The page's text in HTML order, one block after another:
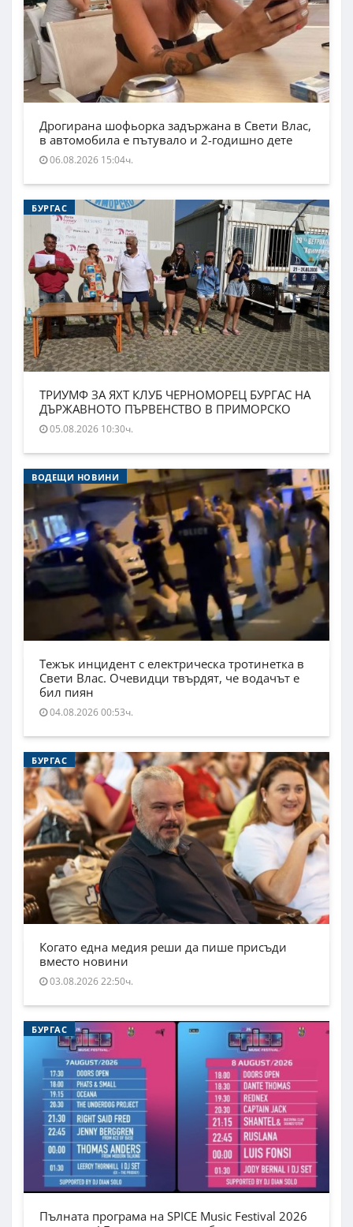
Дрогирана шофьорка задържана в Свети Влас,
в автомобила е пътувало и 2-годишно дете
06.08.2026 15:04ч.
БУРГАС
ТРИУМФ ЗА ЯХТ КЛУБ ЧЕРНОМОРЕЦ БУРГАС НА
ДЪРЖАВНОТО ПЪРВЕНСТВО В ПРИМОРСКО
05.08.2026 10:30ч.
ВОДЕЩИ НОВИНИ
Тежък инцидент с електрическа тротинетка в
Свети Влас. Очевидци твърдят, че водачът е
бил пиян
04.08.2026 00:53ч.
БУРГАС
Когато една медия реши да пише присъди
вместо новини
03.08.2026 22:50ч.
БУРГАС
Пълната програма на SPICE Music Festival 2026